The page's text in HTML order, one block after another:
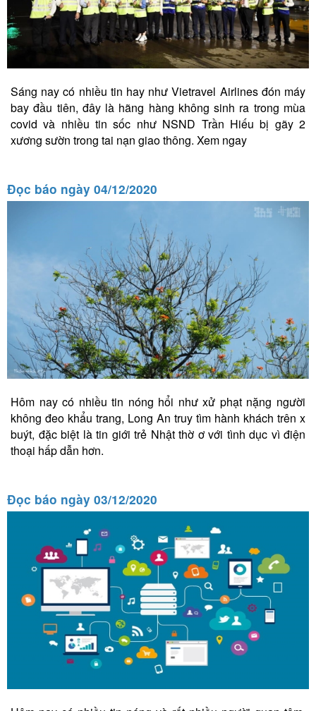
Sáng nay có nhiều tin hay như Vietravel Airlines đón máy
bay đầu tiên, đây là hãng hàng không sinh ra trong mùa
covid và nhiều tin sốc như NSND Trần Hiếu bị gãy 2
xương sườn trong tai nạn giao thông. Xem ngay
Đọc báo ngày 04/12/2020
Hôm nay có nhiều tin nóng hổi như xử phạt nặng người
không đeo khẩu trang, Long An truy tìm hành khách trên x
buýt, đặc biệt là tin giới trẻ Nhật thờ ơ với tình dục vì điện
thoại hấp dẫn hơn.
Đọc báo ngày 03/12/2020